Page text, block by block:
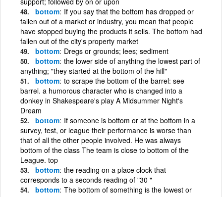
bottom If you say that the bottom has dropped or
fallen out of a market or industry, you mean that people
have stopped buying the products it sells. The bottom had
fallen out of the city's property market
bottom Dregs or grounds; lees; sediment
bottom the lower side of anything the lowest part of
anything; "they started at the bottom of the hill"
bottom to scrape the bottom of the barrel: see
barrel. a humorous character who is changed into a
donkey in Shakespeare's play A Midsummer Night's
Dream
bottom If someone is bottom or at the bottom in a
survey, test, or league their performance is worse than
that of all the other people involved. He was always
bottom of the class The team is close to bottom of the
League. top
bottom the reading on a place clock that
corresponds to a seconds reading of "30 "
bottom The bottom of something is the lowest or